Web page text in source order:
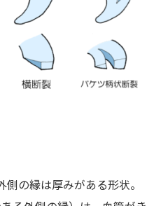
の縁は厚みがある形状。